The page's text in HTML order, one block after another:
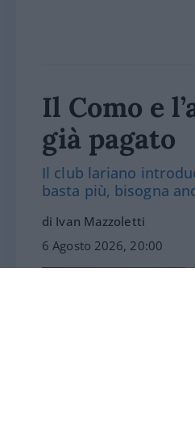
Il Como e
già pagato
Il club lariano
basta più, bisogna
di Ivan Mazzoletti
6 Agosto 2026, 20:00